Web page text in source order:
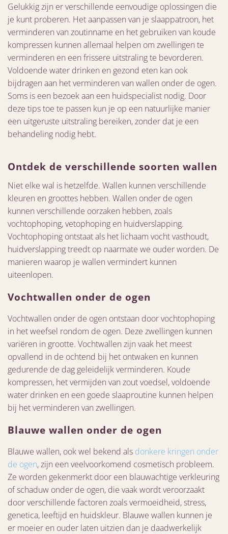
Gelukkig zijn er verschillende eenvoudige oplossingen die
je kunt proberen. Het aanpassen van je slaappatroon, het
verminderen van zoutinname en het gebruiken van koude
kompressen kunnen allemaal helpen om zwellingen te
verminderen en een frissere uitstraling te bevorderen.
Voldoende water drinken en gezond eten kan ook
bijdragen aan het verminderen van wallen onder de ogen.
Soms is een bezoek aan een huidspecialist nodig. Door
deze tips toe te passen kun je op een natuurlijke manier
een uitgeruste uitstraling bereiken, zonder dat je een
behandeling nodig hebt.
Ontdek de verschillende soorten wallen
Niet elke wal is hetzelfde. Wallen kunnen verschillende
kleuren en groottes hebben. Wallen onder de ogen
kunnen verschillende oorzaken hebben, zoals
vochtophoping, vetophoping en huidverslapping.
Vochtophoping ontstaat als het lichaam vocht vasthoudt,
huidverslapping treedt op naarmate we ouder worden. De
manieren waarop je wallen vermindert kunnen
uiteenlopen.
Vochtwallen onder de ogen
Vochtwallen onder de ogen ontstaan ​​door vochtophoping
in het weefsel rondom de ogen. Deze zwellingen kunnen
variëren in grootte. Vochtwallen zijn vaak het meest
opvallend in de ochtend bij het ontwaken en kunnen
gedurende de dag geleidelijk verminderen. Koude
kompressen, het vermijden van zout voedsel, voldoende
water drinken en een goede slaaproutine kunnen helpen
bij het verminderen van zwellingen.
Blauwe wallen onder de ogen
Blauwe wallen, ook wel bekend als donkere kringen onder
de ogen, zijn een veelvoorkomend cosmetisch probleem.
Ze worden gekenmerkt door een blauwachtige verkleuring
of schaduw onder de ogen, die vaak wordt veroorzaakt
door verschillende factoren zoals vermoeidheid, stress,
genetica, leeftijd en huidskleur. Blauwe wallen kunnen je
er moeier en ouder laten uitzien dan je daadwerkelijk